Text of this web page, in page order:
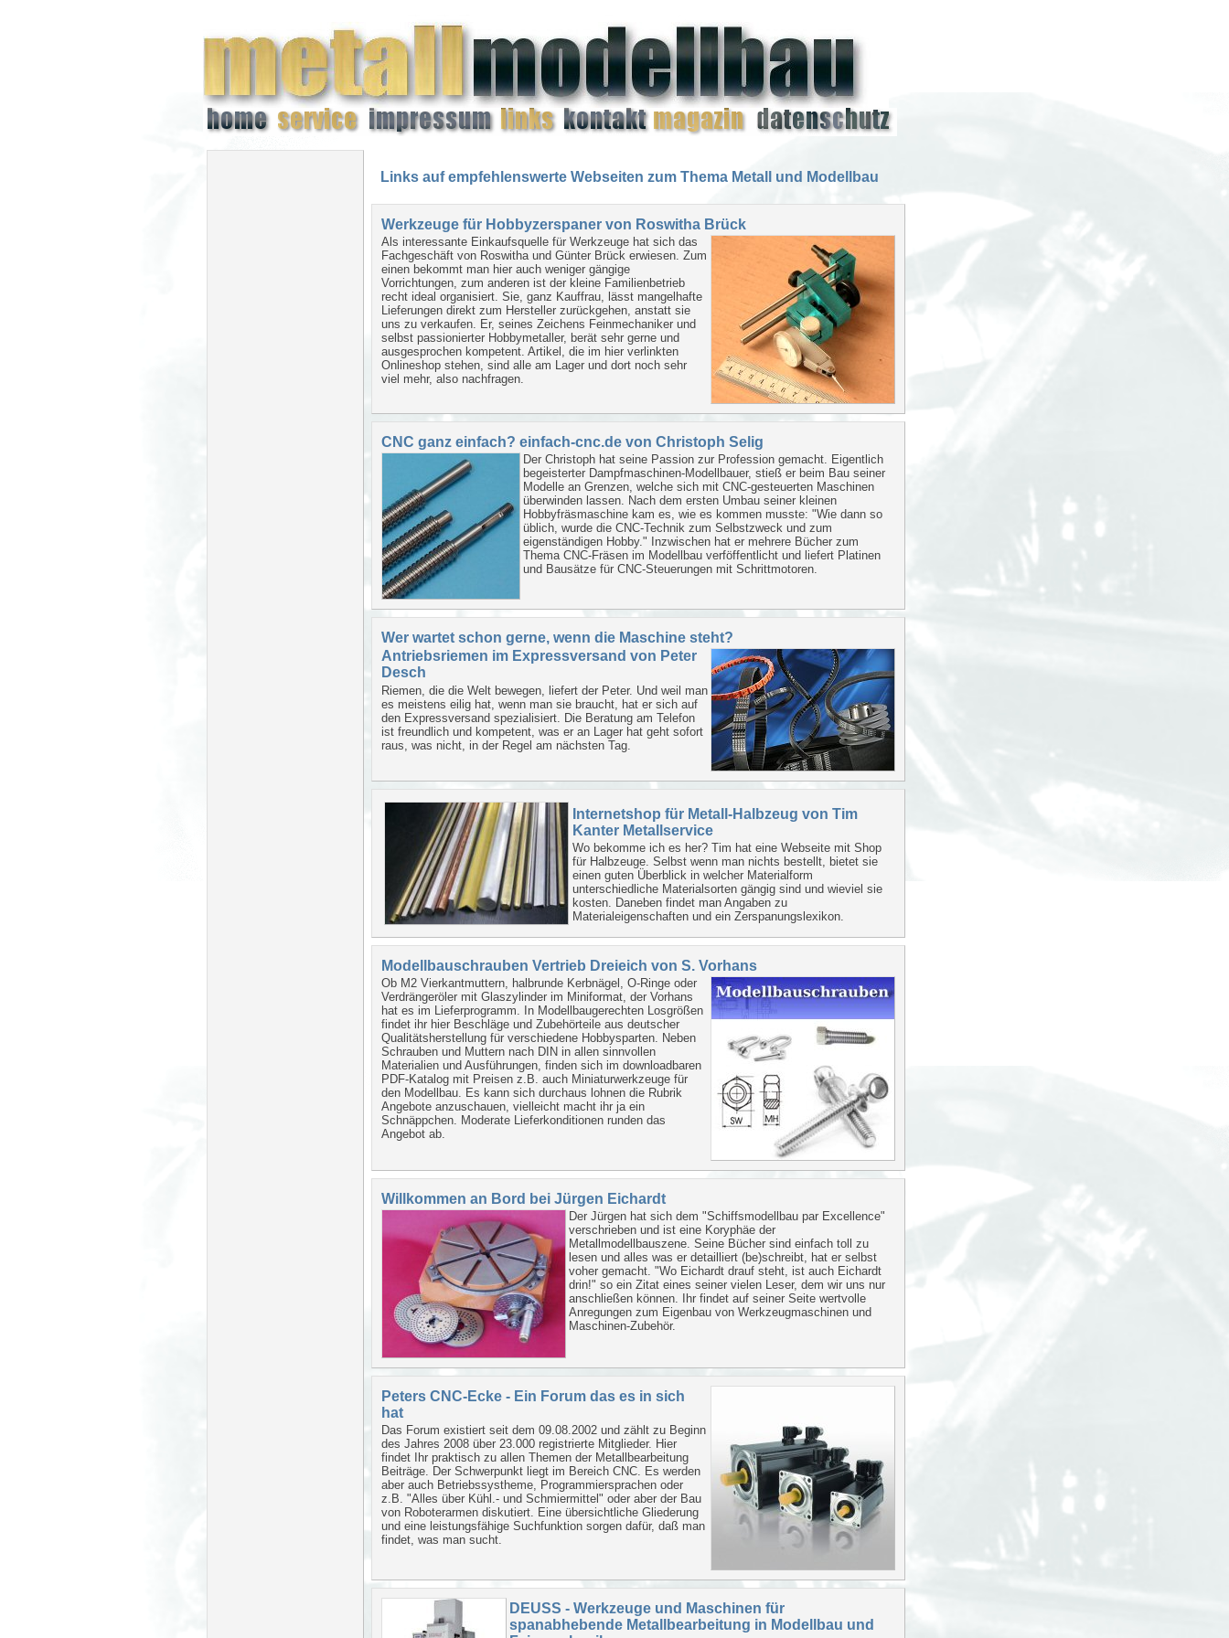
Links auf empfehlenswerte Webseiten zum Thema Metall und Modellbau
Werkzeuge für Hobbyzerspaner von Roswitha Brück
Als interessante Einkaufsquelle für Werkzeuge hat sich das
Fachgeschäft von Roswitha und Günter Brück erwiesen. Zum
einen bekommt man hier auch weniger gängige
Vorrichtungen, zum anderen ist der kleine Familienbetrieb
recht ideal organisiert. Sie, ganz Kauffrau, lässt mangelhafte
Lieferungen direkt zum Hersteller zurückgehen, anstatt sie
uns zu verkaufen. Er, seines Zeichens Feinmechaniker und
selbst passionierter Hobbymetaller, berät sehr gerne und
ausgesprochen kompetent. Artikel, die im hier verlinkten
Onlineshop stehen, sind alle am Lager und dort noch sehr
viel mehr, also nachfragen.
CNC ganz einfach? einfach-cnc.de von Christoph Selig
Der Christoph hat seine Passion zur Profession gemacht. Eigentlich
begeisterter Dampfmaschinen-Modellbauer, stieß er beim Bau seiner
Modelle an Grenzen, welche sich mit CNC-gesteuerten Maschinen
überwinden lassen. Nach dem ersten Umbau seiner kleinen
Hobbyfräsmaschine kam es, wie es kommen musste: "Wie dann so
üblich, wurde die CNC-Technik zum Selbstzweck und zum
eigenständigen Hobby." Inzwischen hat er mehrere Bücher zum
Thema CNC-Fräsen im Modellbau verföffentlicht und liefert Platinen
und Bausätze für CNC-Steuerungen mit Schrittmotoren.
Wer wartet schon gerne, wenn die Maschine steht?
Antriebsriemen im Expressversand von Peter
Desch
Riemen, die die Welt bewegen, liefert der Peter. Und weil man
es meistens eilig hat, wenn man sie braucht, hat er sich auf
den Expressversand spezialisiert. Die Beratung am Telefon
ist freundlich und kompetent, was er an Lager hat geht sofort
raus, was nicht, in der Regel am nächsten Tag.
Internetshop für Metall-Halbzeug von Tim
Kanter Metallservice
Wo bekomme ich es her? Tim hat eine Webseite mit Shop
für Halbzeuge. Selbst wenn man nichts bestellt, bietet sie
einen guten Überblick in welcher Materialform
unterschiedliche Materialsorten gängig sind und wieviel sie
kosten. Daneben findet man Angaben zu
Materialeigenschaften und ein Zerspanungslexikon.
Modellbauschrauben Vertrieb Dreieich von S. Vorhans
Ob M2 Vierkantmuttern, halbrunde Kerbnägel, O-Ringe oder
Verdrängeröler mit Glaszylinder im Miniformat, der Vorhans
hat es im Lieferprogramm. In Modellbaugerechten Losgrößen
findet ihr hier Beschläge und Zubehörteile aus deutscher
Qualitätsherstellung für verschiedene Hobbysparten. Neben
Schrauben und Muttern nach DIN in allen sinnvollen
Materialien und Ausführungen, finden sich im downloadbaren
PDF-Katalog mit Preisen z.B. auch Miniaturwerkzeuge für
den Modellbau. Es kann sich durchaus lohnen die Rubrik
Angebote anzuschauen, vielleicht macht ihr ja ein
Schnäppchen. Moderate Lieferkonditionen runden das
Angebot ab.
Willkommen an Bord bei Jürgen Eichardt
Der Jürgen hat sich dem "Schiffsmodellbau par Excellence"
verschrieben und ist eine Koryphäe der
Metallmodellbauszene. Seine Bücher sind einfach toll zu
lesen und alles was er detailliert (be)schreibt, hat er selbst
voher gemacht. "Wo Eichardt drauf steht, ist auch Eichardt
drin!" so ein Zitat eines seiner vielen Leser, dem wir uns nur
anschließen können. Ihr findet auf seiner Seite wertvolle
Anregungen zum Eigenbau von Werkzeugmaschinen und
Maschinen-Zubehör.
Peters CNC-Ecke - Ein Forum das es in sich
hat
Das Forum existiert seit dem 09.08.2002 und zählt zu Beginn
des Jahres 2008 über 23.000 registrierte Mitglieder. Hier
findet Ihr praktisch zu allen Themen der Metallbearbeitung
Beiträge. Der Schwerpunkt liegt im Bereich CNC. Es werden
aber auch Betriebssystheme, Programmiersprachen oder
z.B. "Alles über Kühl.- und Schmiermittel" oder aber der Bau
von Roboterarmen diskutiert. Eine übersichtliche Gliederung
und eine leistungsfähige Suchfunktion sorgen dafür, daß man
findet, was man sucht.
DEUSS - Werkzeuge und Maschinen für
spanabhebende Metallbearbeitung in Modellbau und